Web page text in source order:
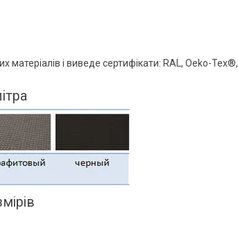
матеріалів і виведе сертифікати: RAL, Oeko-Tex®,